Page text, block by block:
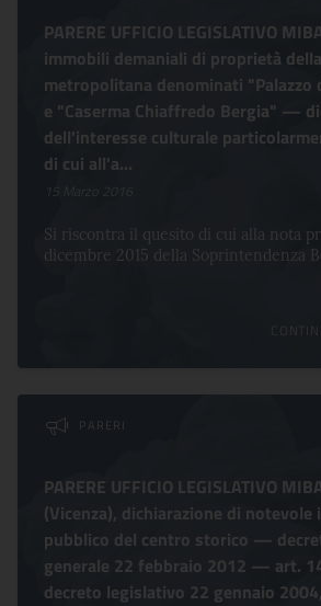
PARERE UFFICIO LEGISLATIVO
immobili demaniali di proprietà
metropolitana denominati "Palazzo
e "Caserma Chiaffredo Bergia" —
dell'interesse culturale
di cui all'a...
Si riscontra il quesito di cui alla nota
dicembre 2015 della Soprintendenza
PARERI
PARERE UFFICIO LEGISLATIVO
(Vicenza), dichiarazione di notevole
pubblico del centro storico —
generale 22 febbraio 2012 — art.
decreto legislativo 22 gennaio